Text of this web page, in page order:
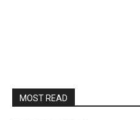
MOST READ